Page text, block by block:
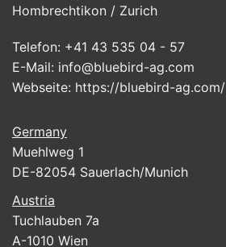
Hombrechtikon / Zurich
Telefon: +41 43 535 04 - 57
E-Mail: info@bluebird-ag.com
Webseite: https://bluebird-ag.com/
Germany
Muehlweg 1
DE-82054 Sauerlach/Munich
Austria
Tuchlauben 7a
A-1010 Wien